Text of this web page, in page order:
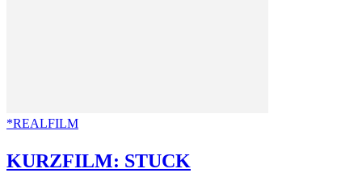
*REALFILM
KURZFILM: STUCK